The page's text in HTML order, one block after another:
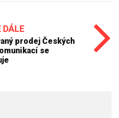
DÁLE
prodej Českých
se